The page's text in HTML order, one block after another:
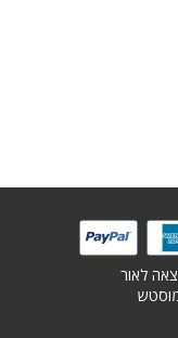
לאור